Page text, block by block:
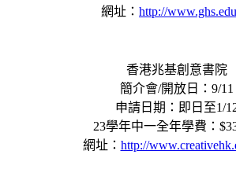
網址： http://
香港兆基創意書院
簡介會/開放日：9/11
申請日期：即日至1/
23學年中一全年學費：
網址： http://